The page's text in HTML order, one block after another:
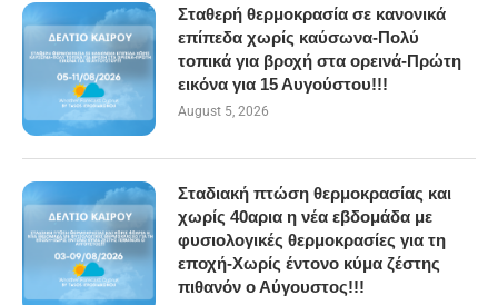
Σταθερή θερμοκρασία σε κανονικά
επίπεδα χωρίς καύσωνα-Πολύ
τοπικά για βροχή στα ορεινά-Πρώτη
εικόνα για 15 Αυγούστου!!!
August 5, 2026
Σταδιακή πτώση θερμοκρασίας και
χωρίς 40αρια η νέα εβδομάδα με
φυσιολογικές θερμοκρασίες για τη
εποχή-Χωρίς έντονο κύμα ζέστης
πιθανόν ο Αύγουστος!!!